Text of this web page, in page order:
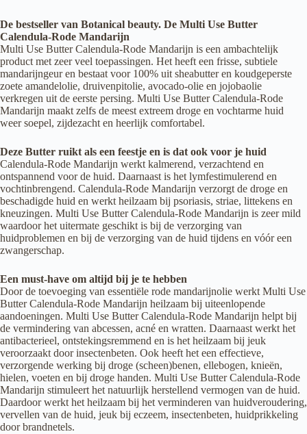
De bestseller van Botanical beauty. De Multi Use Butter
Calendula-Rode Mandarijn
Multi Use Butter Calendula-Rode Mandarijn is een ambachtelijk
product met zeer veel toepassingen. Het heeft een frisse, subtiele
mandarijngeur en bestaat voor 100% uit sheabutter en koudgeperste
zoete amandelolie, druivenpitolie, avocado-olie en jojobaolie
verkregen uit de eerste persing. Multi Use Butter Calendula-Rode
Mandarijn maakt zelfs de meest extreem droge en vochtarme huid
weer soepel, zijdezacht en heerlijk comfortabel.
Deze Butter ruikt als een feestje en is dat ook voor je huid
Calendula-Rode Mandarijn werkt kalmerend, verzachtend en
ontspannend voor de huid. Daarnaast is het lymfestimulerend en
vochtinbrengend. Calendula-Rode Mandarijn verzorgt de droge en
beschadigde huid en werkt heilzaam bij psoriasis, striae, littekens en
kneuzingen. Multi Use Butter Calendula-Rode Mandarijn is zeer mild
waardoor het uitermate geschikt is bij de verzorging van
huidproblemen en bij de verzorging van de huid tijdens en vóór een
zwangerschap.
Een must-have om altijd bij je te hebben
Door de toevoeging van essentiële rode mandarijnolie werkt Multi Use
Butter Calendula-Rode Mandarijn heilzaam bij uiteenlopende
aandoeningen. Multi Use Butter Calendula-Rode Mandarijn helpt bij
de vermindering van abcessen, acné en wratten. Daarnaast werkt het
antibacterieel, ontstekingsremmend en is het heilzaam bij jeuk
veroorzaakt door insectenbeten. Ook heeft het een effectieve,
verzorgende werking bij droge (scheen)benen, ellebogen, knieën,
hielen, voeten en bij droge handen. Multi Use Butter Calendula-Rode
Mandarijn stimuleert het natuurlijk herstellend vermogen van de huid.
Daardoor werkt het heilzaam bij het verminderen van huidveroudering,
vervellen van de huid, jeuk bij eczeem, insectenbeten, huidprikkeling
door brandnetels.